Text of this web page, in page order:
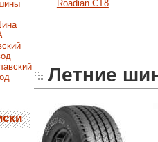
Roadian CT8
Летние